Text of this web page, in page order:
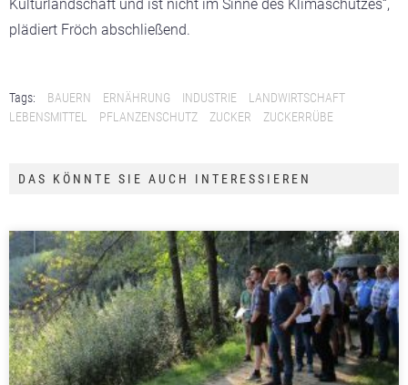
Kulturlandschaft und ist nicht im Sinne des Klimaschutzes“,
plädiert Fröch abschließend.
Tags: BAUERN ERNÄHRUNG INDUSTRIE
LANDWIRTSCHAFT
LEBENSMITTEL
PFLANZENSCHUTZ ZUCKER ZUCKERRÜBE
DAS KÖNNTE SIE AUCH INTERESSIEREN